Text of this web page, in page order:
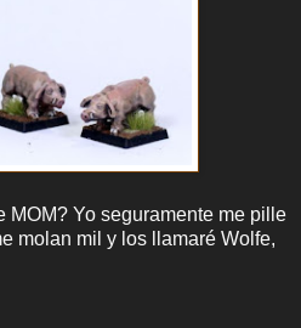
MOM? Yo seguramente me pille
molan mil y los llamaré Wolfe,